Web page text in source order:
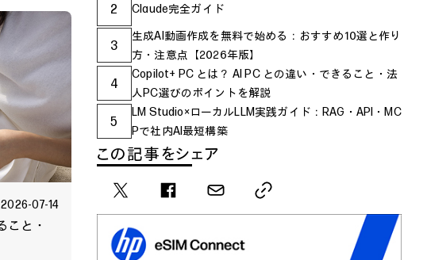
2026-07-14
こと・
2 Claude完全ガイド
3
生成AI動画作成を無料で始める：おすすめ10選と作り
方・注意点【2026年版】
4
Copilot+ PC とは？ AI PC との違い・できること・法
人PC選びのポイントを解説
5
LM Studio×ローカルLLM実践ガイド：RAG・API・MC
Pで社内AI最短構築
この記事をシェア